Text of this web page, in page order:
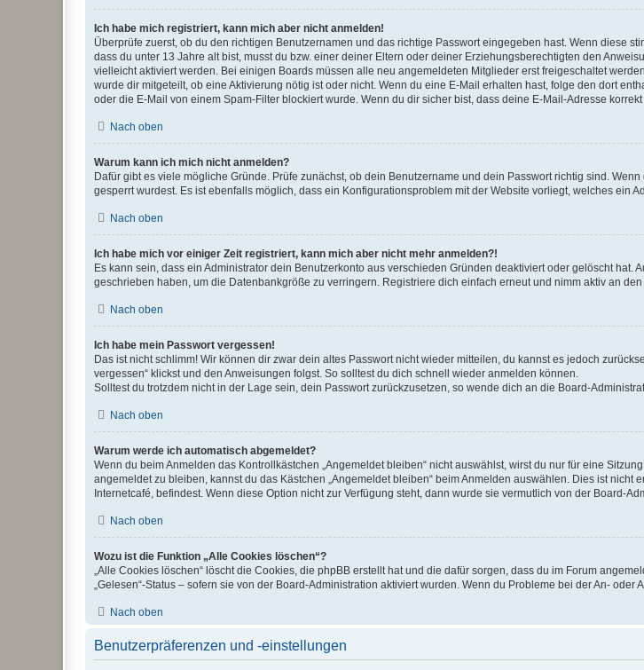
Ich habe mich registriert, kann mich aber nicht anmelden!
Überprüfe zuerst, ob du den richtigen Benutzernamen und das richtige Passwort eingegeben hast. Wenn diese
dass du unter 13 Jahre alt bist, musst du bzw. einer deiner Eltern oder deiner Erziehungsberechtigten den
vielleicht aktiviert werden. Bei einigen Boards müssen alle neu angemeldeten Mitglieder erst freigeschaltet
wurde dir mitgeteilt, ob eine Aktivierung nötig ist oder nicht. Wenn du eine E-Mail erhalten hast, folge den dort
oder die E-Mail von einem Spam-Filter blockiert wurde. Wenn du dir sicher bist, dass deine E-Mail-Adresse
Nach oben
Warum kann ich mich nicht anmelden?
Dafür gibt es viele mögliche Gründe. Prüfe zunächst, ob dein Benutzername und dein Passwort richtig sind.
gesperrt wurdest. Es ist ebenfalls möglich, dass ein Konfigurationsproblem mit der Website vorliegt, welches ein
Nach oben
Ich habe mich vor einiger Zeit registriert, kann mich aber nicht mehr anmelden?!
Es kann sein, dass ein Administrator dein Benutzerkonto aus verschieden Gründen deaktiviert oder gelöscht
geschrieben haben, um die Datenbankgröße zu verringern. Registriere dich einfach erneut und nimm aktiv an
Nach oben
Ich habe mein Passwort vergessen!
Das ist nicht schlimm! Wir können dir zwar dein altes Passwort nicht wieder mitteilen, du kannst es jedoch
vergessen“ klickst und den Anweisungen folgst. So solltest du dich schnell wieder anmelden können.
Solltest du trotzdem nicht in der Lage sein, dein Passwort zurückzusetzen, so wende dich an die Board-
Nach oben
Warum werde ich automatisch abgemeldet?
Wenn du beim Anmelden das Kontrollkästchen „Angemeldet bleiben“ nicht auswählst, wirst du nur für eine
angemeldet zu bleiben, kannst du das Kästchen „Angemeldet bleiben“ beim Anmelden auswählen. Dies ist
Internetcafé, befindest. Wenn diese Option nicht zur Verfügung steht, dann wurde sie vermutlich von der Board-
Nach oben
Wozu ist die Funktion „Alle Cookies löschen“?
„Alle Cookies löschen“ löscht die Cookies, die phpBB erstellt hat und die dafür sorgen, dass du im Forum
„Gelesen“-Status – sofern sie von der Board-Administration aktiviert wurden. Wenn du Probleme bei der An-
Nach oben
Benutzerpräferenzen und -einstellungen